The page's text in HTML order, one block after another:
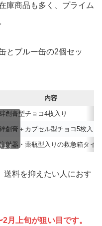
庫商品も多く、プライム
とブルー缶の2個セッ
内容
創膏型チョコ4枚入り
創膏＋カプセル型チョコ5枚入り
射器・薬瓶型入りの救急箱タイプ
ます
送料を抑えたい人におす
月上旬が狙い目です。